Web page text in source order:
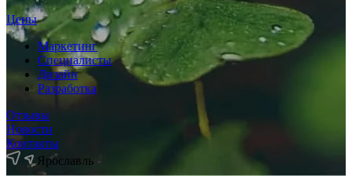
Цены
Маркетинг
Специалисты
Дизайн
Разработка
Отзывы
Новости
Контакты
Ярославль